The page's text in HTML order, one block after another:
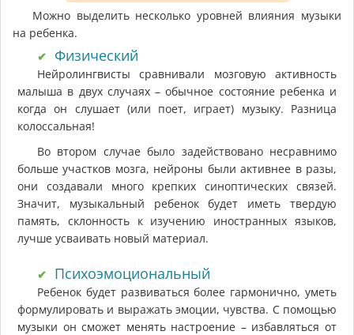
Можно выделить несколько уровней влияния музыки
на ребенка.
Физический
Нейролингвисты сравнивали мозговую активность
малыша в двух случаях – обычное состояние ребенка и
когда он слушает (или поет, играет) музыку. Разница
колоссальная!
Во втором случае было задействовано несравнимо
больше участков мозга, нейроны были активнее в разы,
они создавали много крепких синоптических связей.
Значит, музыкальный ребенок будет иметь твердую
память, склонность к изучению иностранных языков,
лучше усваивать новый материал.
Психоэмоциональный
Ребенок будет развиваться более гармонично, уметь
формулировать и выражать эмоции, чувства. С помощью
музыки он сможет менять настроение – избавляться от